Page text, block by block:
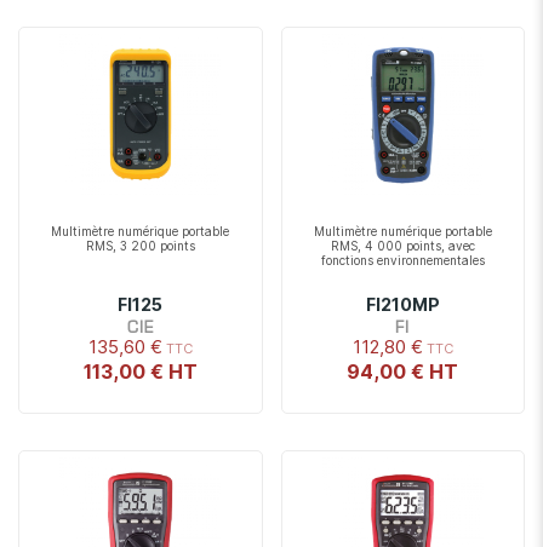
Multimètre numérique portable
RMS, 3 200 points
FI125
CIE
135,60 €
113,00 €
Multimètre numérique portable
RMS, 4 000 points, avec
fonctions environnementales
FI210MP
FI
112,80 €
94,00 €